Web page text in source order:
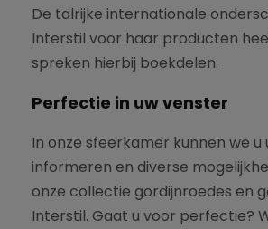
De talrijke internationale
Interstil voor haar producten
spreken hierbij boekdelen.
Perfectie in uw venster
In onze sfeerkamer kunnen we u
informeren en diverse
onze collectie gordijnroedes en
Interstil. Gaat u voor perfectie?